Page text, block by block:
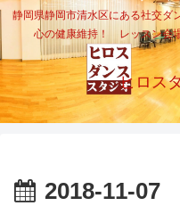
静岡県静岡市清水区にある社交ダ
心の健康維持！ レッスン会
ヒロス
2018-11-07